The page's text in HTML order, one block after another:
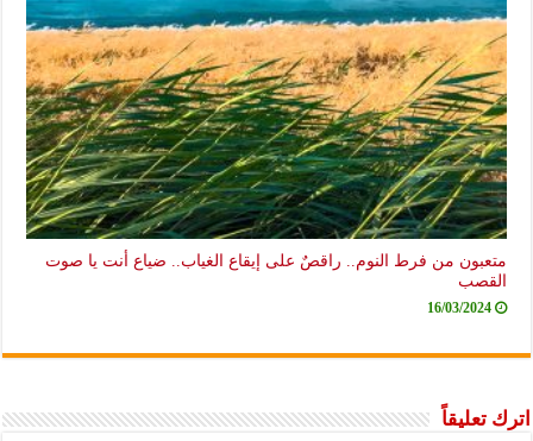
متعبون من فرط النوم.. راقصٌ على إيقاع الغياب.. ضياع أنت يا صوت
القصب
16/03/2024
اترك تعليقاً